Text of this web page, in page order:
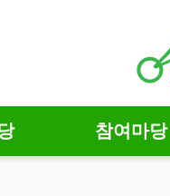
참여마당